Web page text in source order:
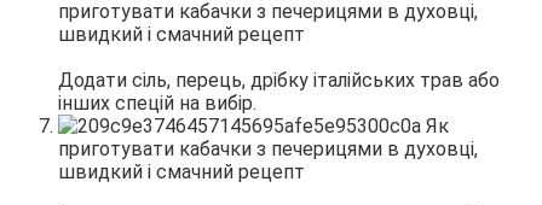
Додати сіль, перець, дрібку італійських трав або
інших спецій на вибір.